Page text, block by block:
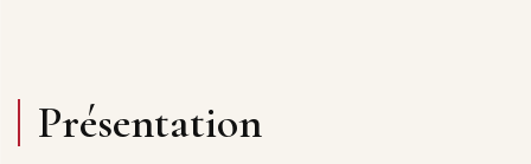
Présentation